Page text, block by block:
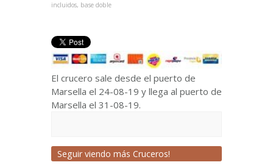
incluidos, base doble
El crucero sale desde el puerto de
Marsella el 24-08-19 y llega al puerto de
Marsella el 31-08-19.
Seguir viendo más Cruceros!